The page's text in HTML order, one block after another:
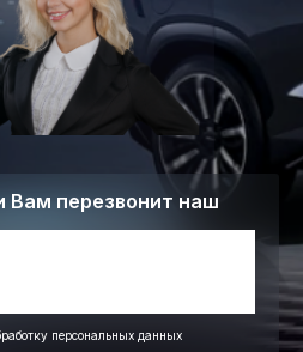
Вам перезвонит наш
персональных данных